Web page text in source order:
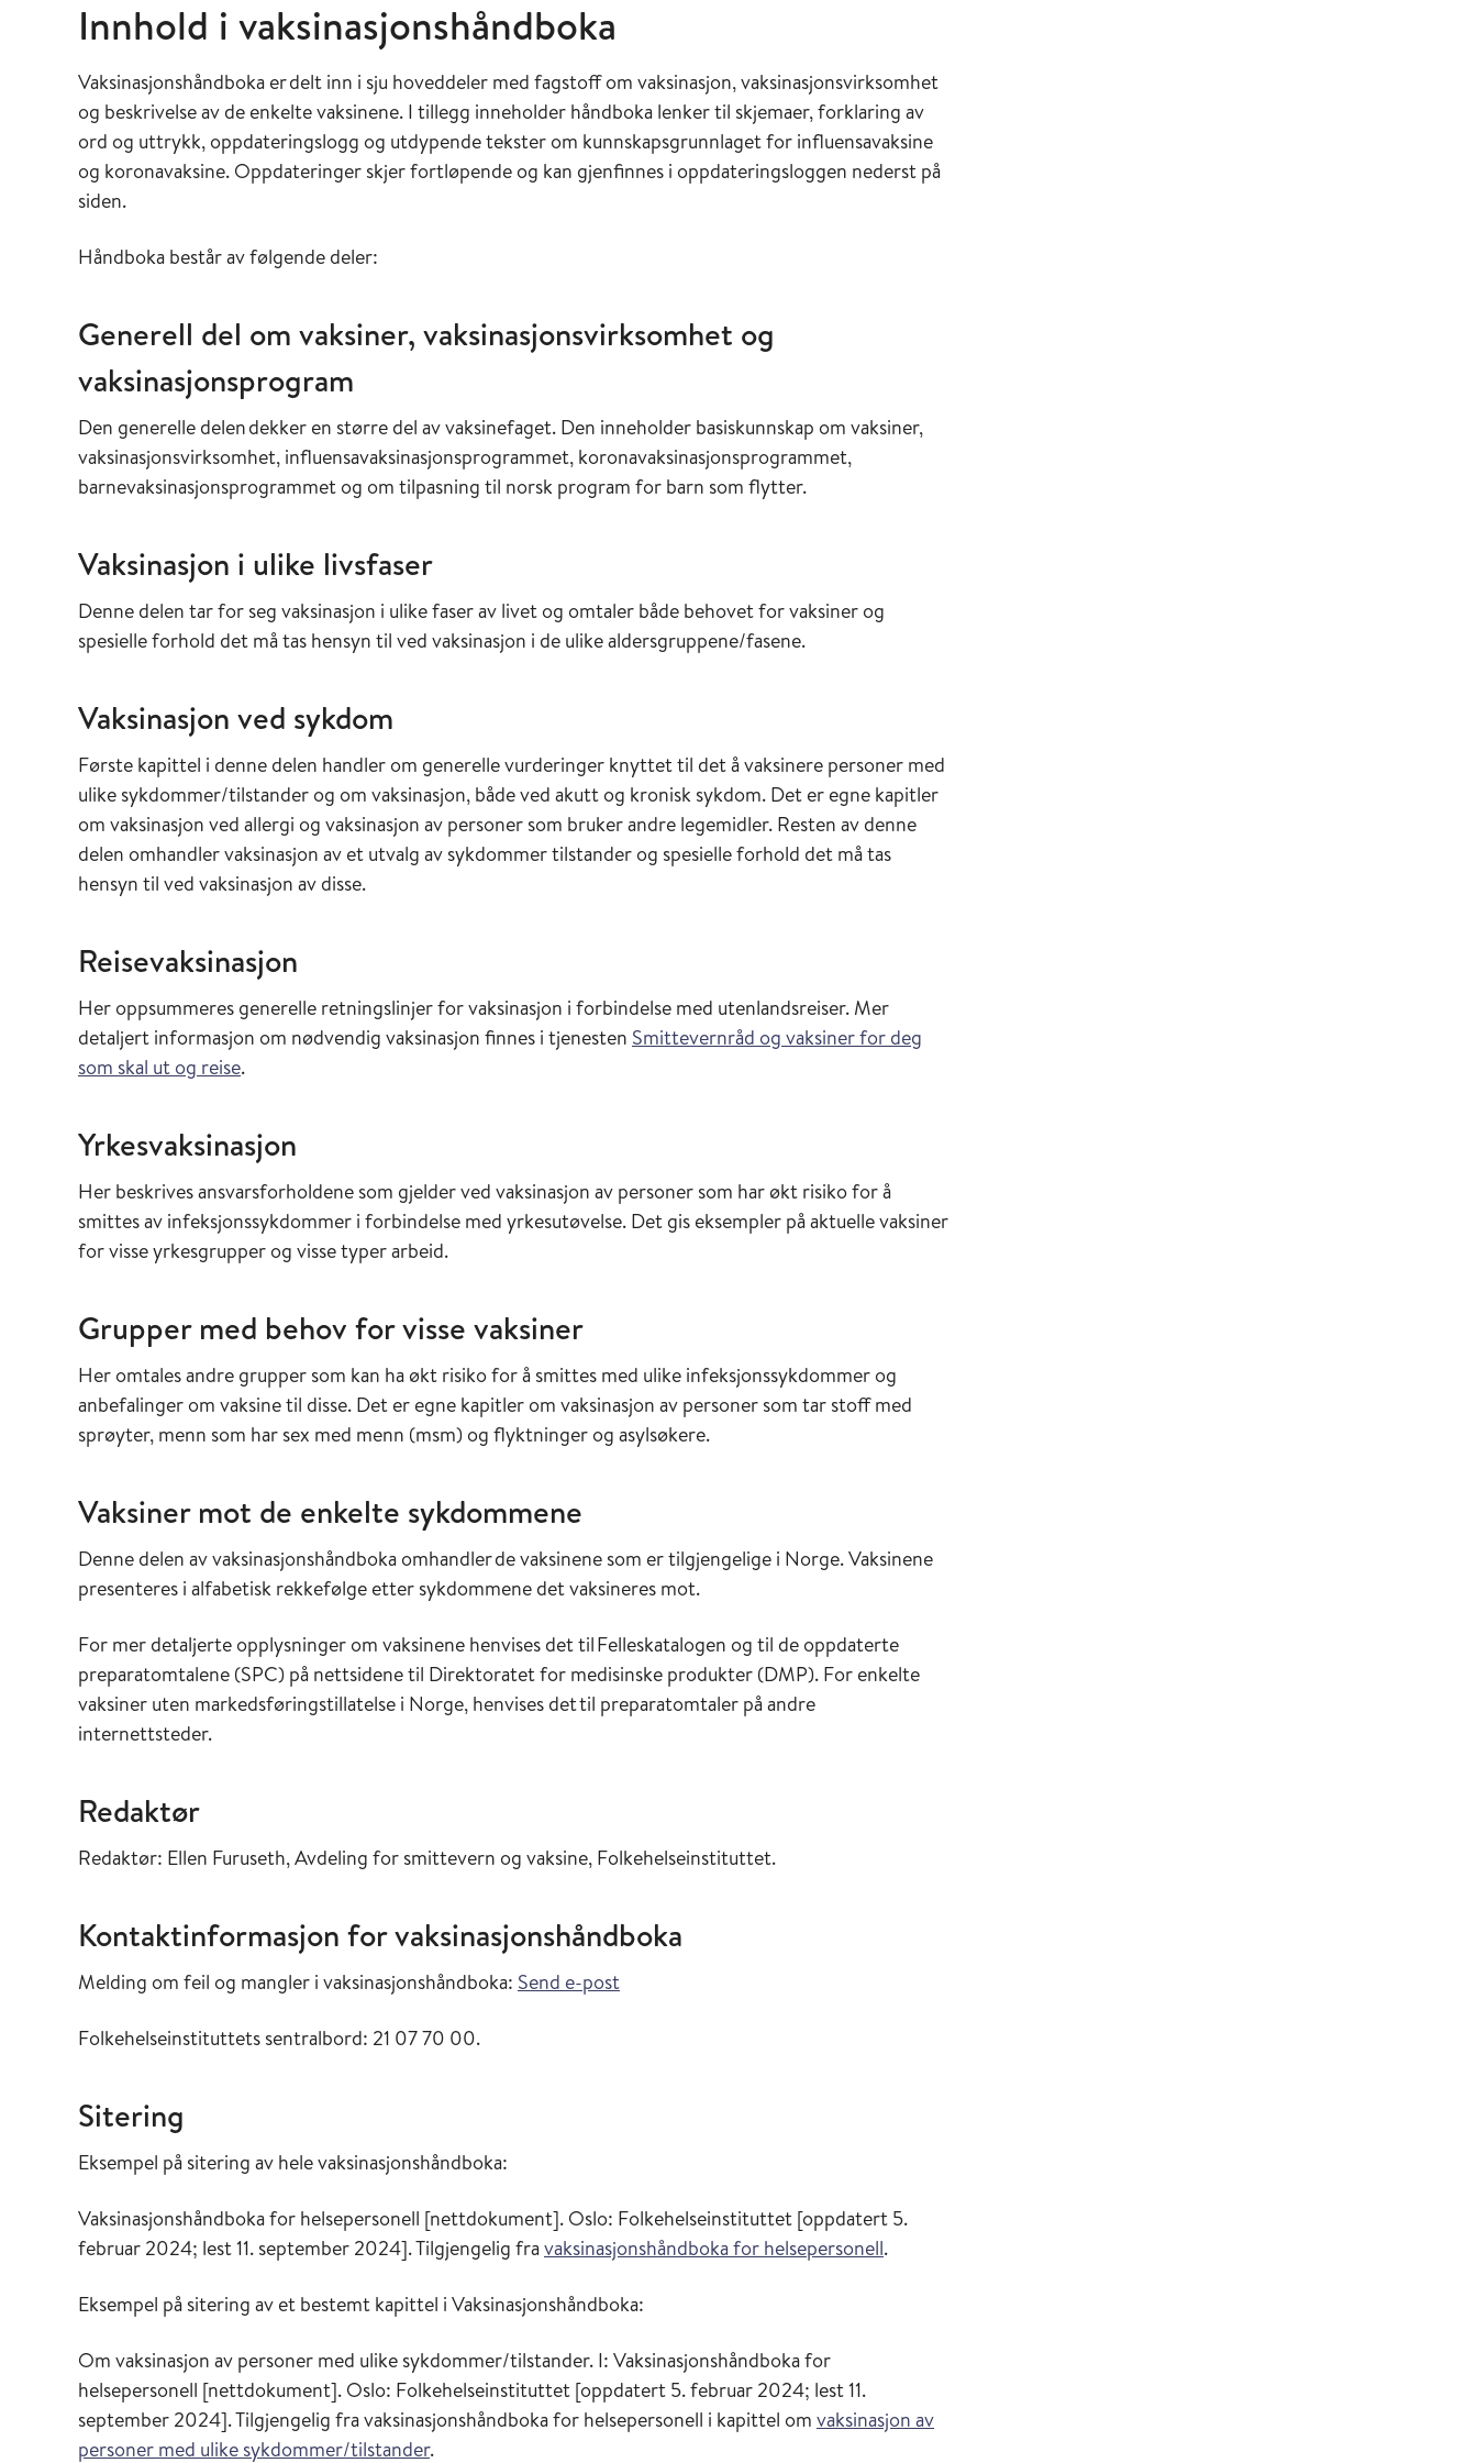
Innhold i vaksinasjonshåndboka
Vaksinasjonshåndboka er delt inn i sju hoveddeler med fagstoff om vaksinasjon, vaksinasjonsvirksomhet
og beskrivelse av de enkelte vaksinene. I tillegg inneholder håndboka lenker til skjemaer, forklaring av
ord og uttrykk, oppdateringslogg og utdypende tekster om kunnskapsgrunnlaget for influensavaksine
og koronavaksine. Oppdateringer skjer fortløpende og kan gjenfinnes i oppdateringsloggen nederst på
siden.
Håndboka består av følgende deler:
Generell del om vaksiner, vaksinasjonsvirksomhet og
vaksinasjonsprogram
Den generelle delen dekker en større del av vaksinefaget. Den inneholder basiskunnskap om vaksiner,
vaksinasjonsvirksomhet, influensavaksinasjonsprogrammet, koronavaksinasjonsprogrammet,
barnevaksinasjonsprogrammet og om tilpasning til norsk program for barn som flytter.
Vaksinasjon i ulike livsfaser
Denne delen tar for seg vaksinasjon i ulike faser av livet og omtaler både behovet for vaksiner og
spesielle forhold det må tas hensyn til ved vaksinasjon i de ulike aldersgruppene/fasene.
Vaksinasjon ved sykdom
Første kapittel i denne delen handler om generelle vurderinger knyttet til det å vaksinere personer med
ulike sykdommer/tilstander og om vaksinasjon, både ved akutt og kronisk sykdom. Det er egne kapitler
om vaksinasjon ved allergi og vaksinasjon av personer som bruker andre legemidler. Resten av denne
delen omhandler vaksinasjon av et utvalg av sykdommer tilstander og spesielle forhold det må tas
hensyn til ved vaksinasjon av disse.
Reisevaksinasjon
Her oppsummeres generelle retningslinjer for vaksinasjon i forbindelse med utenlandsreiser. Mer
detaljert informasjon om nødvendig vaksinasjon finnes i tjenesten Smittevernråd og vaksiner for deg
som skal ut og reise.
Yrkesvaksinasjon
Her beskrives ansvarsforholdene som gjelder ved vaksinasjon av personer som har økt risiko for å
smittes av infeksjonssykdommer i forbindelse med yrkesutøvelse. Det gis eksempler på aktuelle vaksiner
for visse yrkesgrupper og visse typer arbeid.
Grupper med behov for visse vaksiner
Her omtales andre grupper som kan ha økt risiko for å smittes med ulike infeksjonssykdommer og
anbefalinger om vaksine til disse. Det er egne kapitler om vaksinasjon av personer som tar stoff med
sprøyter, menn som har sex med menn (msm) og flyktninger og asylsøkere.
Vaksiner mot de enkelte sykdommene
Denne delen av vaksinasjonshåndboka omhandler de vaksinene som er tilgjengelige i Norge. Vaksinene
presenteres i alfabetisk rekkefølge etter sykdommene det vaksineres mot.
For mer detaljerte opplysninger om vaksinene henvises det til Felleskatalogen og til de oppdaterte
preparatomtalene (SPC) på nettsidene til Direktoratet for medisinske produkter (DMP). For enkelte
vaksiner uten markedsføringstillatelse i Norge, henvises det til preparatomtaler på andre
internettsteder.
Redaktør
Redaktør: Ellen Furuseth, Avdeling for smittevern og vaksine, Folkehelseinstituttet.
Kontaktinformasjon for vaksinasjonshåndboka
Melding om feil og mangler i vaksinasjonshåndboka: Send e-post
Folkehelseinstituttets sentralbord: 21 07 70 00.
Sitering
Eksempel på sitering av hele vaksinasjonshåndboka:
Vaksinasjonshåndboka for helsepersonell [nettdokument]. Oslo: Folkehelseinstituttet [oppdatert 5.
februar 2024; lest 11. september 2024]. Tilgjengelig fravaksinasjonshåndboka for helsepersonell.
Eksempel på sitering av et bestemt kapittel i Vaksinasjonshåndboka:
Om vaksinasjon av personer med ulike sykdommer/tilstander. I: Vaksinasjonshåndboka for
helsepersonell [nettdokument]. Oslo: Folkehelseinstituttet [oppdatert 5. februar 2024; lest 11.
september 2024]. Tilgjengelig fra vaksinasjonshåndboka for helsepersonell i kapittel om vaksinasjon av
personer med ulike sykdommer/tilstander.